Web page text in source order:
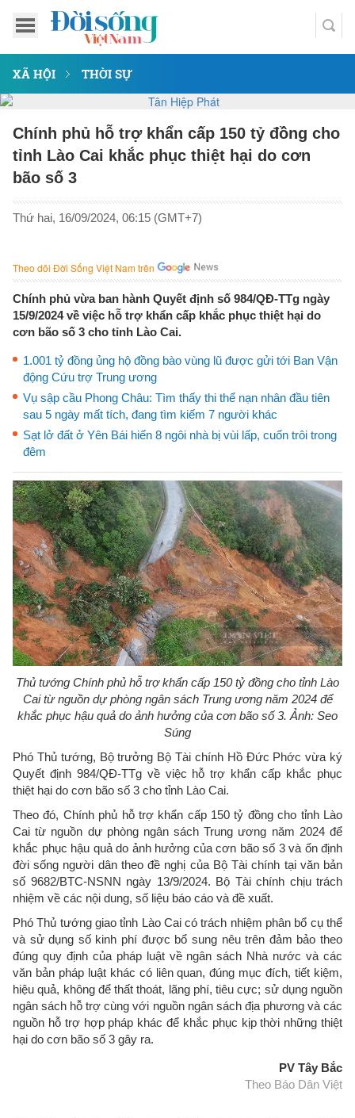
XÃ HỘI THỜI SỰ
Chính phủ hỗ trợ khẩn cấp 150 tỷ đồng cho
tỉnh Lào Cai khắc phục thiệt hại do cơn
bão số 3
Thứ hai, 16/09/2024, 06:15 (GMT+7)
Theo dõi Đời Sống Việt Nam trên
Chính phủ vừa ban hành Quyết định số 984/QĐ-TTg ngày
15/9/2024 về việc hỗ trợ khẩn cấp khắc phục thiệt hại do
cơn bão số 3 cho tỉnh Lào Cai.
1.001 tỷ đồng ủng hộ đồng bào vùng lũ được gửi tới Ban Vận
động Cứu trợ Trung ương
Vụ sập cầu Phong Châu: Tìm thấy thi thể nạn nhân đầu tiên
sau 5 ngày mất tích, đang tìm kiếm 7 người khác
Sạt lở đất ở Yên Bái hiến 8 ngôi nhà bị vùi lấp, cuốn trôi trong
đêm
Thủ tướng Chính phủ hỗ trợ khẩn cấp 150 tỷ đồng cho tỉnh Lào
Cai từ nguồn dự phòng ngân sách Trung ương năm 2024 để
khắc phục hậu quả do ảnh hưởng của cơn bão số 3. Ảnh: Seo
Súng
Phó Thủ tướng, Bộ trưởng Bộ Tài chính Hồ Đức Phớc vừa ký
Quyết định 984/QĐ-TTg về việc hỗ trợ khẩn cấp khắc phục
thiệt hại do cơn bão số 3 cho tỉnh Lào Cai.
Theo đó, Chính phủ hỗ trợ khẩn cấp 150 tỷ đồng cho tỉnh Lào
Cai từ nguồn dự phòng ngân sách Trung ương năm 2024 để
khắc phục hậu quả do ảnh hưởng của cơn bão số 3 và ổn định
đời sống người dân theo đề nghị của Bộ Tài chính tại văn bản
số 9682/BTC-NSNN ngày 13/9/2024. Bộ Tài chính chịu trách
nhiệm về các nội dung, số liệu báo cáo và đề xuất.
Phó Thủ tướng giao tỉnh Lào Cai có trách nhiệm phân bổ cụ thể
và sử dụng số kinh phí được bổ sung nêu trên đảm bảo theo
đúng quy định của pháp luật về ngân sách Nhà nước và các
văn bản pháp luật khác có liên quan, đúng mục đích, tiết kiệm,
hiệu quả, không để thất thoát, lãng phí, tiêu cực; sử dụng nguồn
ngân sách hỗ trợ cùng với nguồn ngân sách địa phương và các
nguồn hỗ trợ hợp pháp khác để khắc phục kịp thời những thiệt
hại do cơn bão số 3 gây ra.
PV Tây Bắc
Theo Báo Dân Việt